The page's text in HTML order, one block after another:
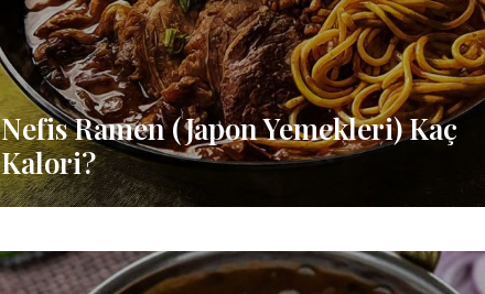
Nefis Ramen (Japon Yemekleri) Kaç
Kalori?